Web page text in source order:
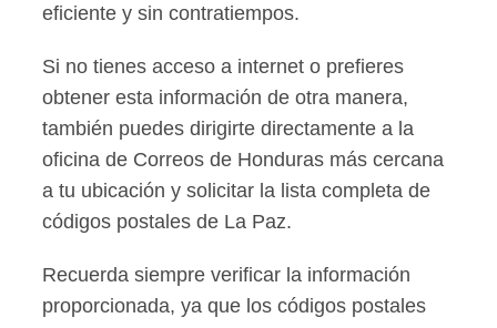
eficiente y sin contratiempos.
Si no tienes acceso a internet o prefieres
obtener esta información de otra manera,
también puedes dirigirte directamente a la
oficina de Correos de Honduras más cercana
a tu ubicación y solicitar la lista completa de
códigos postales de La Paz.
Recuerda siempre verificar la información
proporcionada, ya que los códigos postales